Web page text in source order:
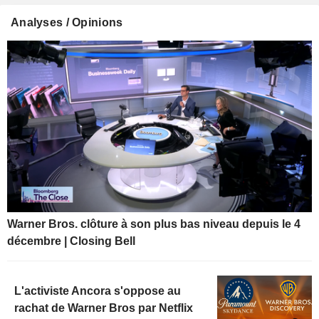
Analyses / Opinions
Warner Bros. clôture à son plus bas niveau depuis le 4
décembre | Closing Bell
L'activiste Ancora s'oppose au
rachat de Warner Bros par Netflix